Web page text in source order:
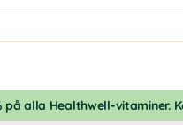
på alla Healthwell-vitaminer.